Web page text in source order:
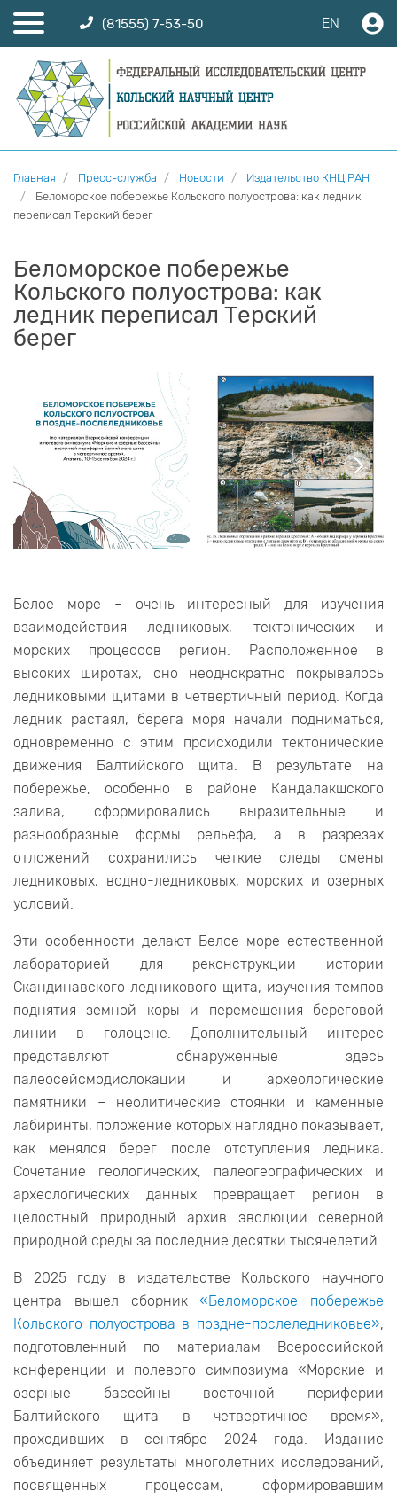
(81555) 7-53-50 EN
Главная Пресс-служба Новости
Издательство КНЦ РАН
Беломорское побережье Кольского полуострова: как ледник
переписал Терский берег
Беломорское побережье
Кольского полуострова: как
ледник переписал Терский
берег
Белое море – очень интересный для изучения
взаимодействия ледниковых, тектонических и
морских процессов регион. Расположенное в
высоких широтах, оно неоднократно покрывалось
ледниковыми щитами в четвертичный период. Когда
ледник растаял, берега моря начали подниматься,
одновременно с этим происходили тектонические
движения Балтийского щита. В результате на
побережье, особенно в районе Кандалакшского
залива, сформировались выразительные и
разнообразные формы рельефа, а в разрезах
отложений сохранились четкие следы смены
ледниковых, водно-ледниковых, морских и озерных
условий.
Эти особенности делают Белое море естественной
лабораторией для реконструкции истории
Скандинавского ледникового щита, изучения темпов
поднятия земной коры и перемещения береговой
линии в голоцене. Дополнительный интерес
представляют обнаруженные здесь
палеосейсмодислокации и археологические
памятники – неолитические стоянки и каменные
лабиринты, положение которых наглядно показывает,
как менялся берег после отступления ледника.
Сочетание геологических, палеогеографических и
археологических данных превращает регион в
целостный природный архив эволюции северной
природной среды за последние десятки тысячелетий.
В 2025 году в издательстве Кольского научного
центра вышел сборник«Беломорское побережье
Кольского полуострова в поздне-послеледниковье»,
подготовленный по материалам Всероссийской
конференции и полевого симпозиума «Морские и
озерные бассейны восточной периферии
Балтийского щита в четвертичное время»,
проходивших в сентябре 2024 года. Издание
объединяет результаты многолетних исследований,
посвященных процессам, сформировавшим